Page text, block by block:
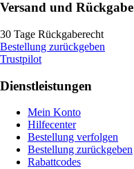
Versand und Rückgabe
30 Tage Rückgaberecht
Bestellung zurückgeben
Trustpilot
Dienstleistungen
Mein Konto
Hilfecenter
Bestellung verfolgen
Bestellung zurückgeben
Rabattcodes